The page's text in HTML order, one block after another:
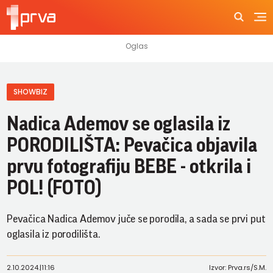
SHOWBIZ
Nadica Ademov se oglasila iz
PORODILIŠTA: Pevačica objavila
prvu fotografiju BEBE - otkrila i
POL! (FOTO)
Pevačica Nadica Ademov juče se porodila, a sada se prvi put
oglasila iz porodilišta.
2.10.2024.|11:16 Izvor: Prva.rs/S.M.